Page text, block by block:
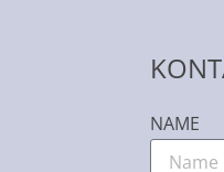
NAME